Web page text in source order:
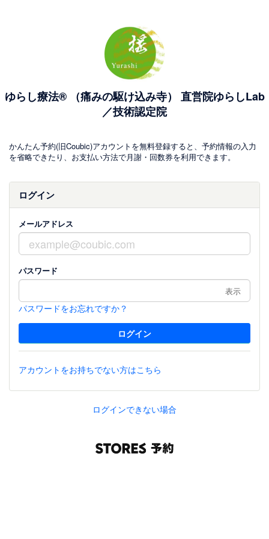
ゆらし療法® （痛みの駆け込み寺） 直営院ゆらしLab
／技術認定院
かんたん予約(旧Coubic)アカウントを無料登録すると、予約情報の入力
を省略できたり、お支払い方法で月謝・回数券を利用できます。
ログイン
メールアドレス
パスワード
表示
パスワードをお忘れですか？
アカウントをお持ちでない方はこちら
ログインできない場合